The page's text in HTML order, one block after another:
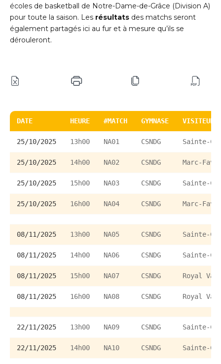
écoles de basketball de Notre-Dame-de-Grâce (Division A)
pour toute la saison. Les résultats des matchs seront
également partagés ici au fur et à mesure qu’ils se
dérouleront.
DATE HEURE #MATCH GYMNASE
VISITEUR
25/10/2025 13h00 NA01 CSNDG Sainte-
25/10/2025 14h00 NA02 CSNDG Marc-
25/10/2025 15h00 NA03 CSNDG Sainte-
25/10/2025 16h00 NA04 CSNDG Marc-
08/11/2025 13h00 NA05 CSNDG Sainte-
08/11/2025 14h00 NA06 CSNDG Sainte-
08/11/2025 15h00 NA07 CSNDG Royal
08/11/2025 16h00 NA08 CSNDG Royal
22/11/2025 13h00 NA09 CSNDG Sainte-
22/11/2025 14h00 NA10 CSNDG Sainte-